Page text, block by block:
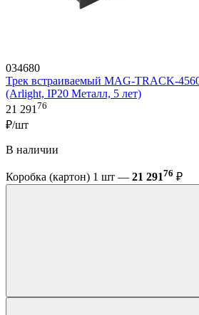
034680
Трек встраиваемый MAG-TRACK-
(Arlight, IP20 Металл, 5 лет)
21 29176
₽/шт
В наличии
Коробка (картон) 1 шт — 21 29176 ₽